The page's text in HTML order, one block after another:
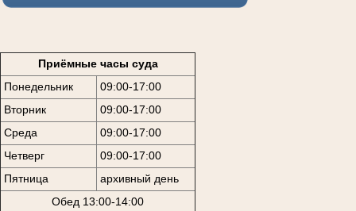
Приёмные часы суда
Понедельник
09:00-17:00
Вторник
09:00-17:00
Среда
09:00-17:00
Четверг
09:00-17:00
Пятница
архивный день
Обед 13:00-14:00